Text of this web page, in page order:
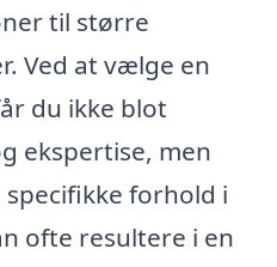
til større
Ved at vælge en
du ikke blot
ekspertise, men
forhold i
ofte resultere i en